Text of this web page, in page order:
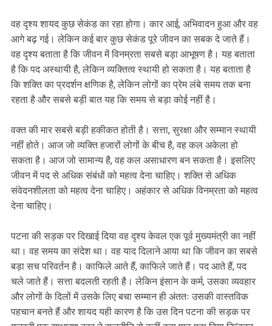
वह दृश्य शायद कुछ सेकंड का रहा होगा। कार आई, अभिवादन हुआ और वह
आगे बढ़ गई। लेकिन कई बार कुछ सेकंड पूरे जीवन का सबक दे जाते हैं।
वह दृश्य बताता है कि जीवन में विनम्रता सबसे बड़ा आभूषण है। यह बताता
है कि पद अस्थायी है, लेकिन व्यक्तित्व स्थायी हो सकता है। यह बताता है
कि शक्ति का प्रदर्शन क्षणिक है, लेकिन लोगों का प्रेम लंबे समय तक बना
रहता है और सबसे बड़ी बात यह कि समय से बड़ा कोई नहीं है।
वक्त की मार सबसे बड़ी हकीकत होती है। सत्ता, सुरक्षा और सम्मान स्थायी
नहीं होते। आज जो व्यक्ति हजारों लोगों के बीच है, वह कल अकेला हो
सकता है। आज जो सामान्य है, वह कल असाधारण बन सकता है। इसलिए
जीवन में पद से अधिक संबंधों को महत्व देना चाहिए। शक्ति से अधिक
संवेदनशीलता को महत्व देना चाहिए। अहंकार से अधिक विनम्रता को महत्व
देना चाहिए।
पटना की सड़क पर दिखाई दिया वह दृश्य केवल एक पूर्व मुख्यमंत्री का नहीं
था। वह समय का संदेश था। वह याद दिलाने आया था कि जीवन का सबसे
बड़ा सच परिवर्तन है। काफिले आते हैं, काफिले जाते हैं। पद आते हैं, पद
चले जाते हैं। सत्ता बदलती रहती है। लेकिन इंसान के कर्म, उसका व्यवहार
और लोगों के दिलों में उसके लिए बचा सम्मान ही अंततः उसकी वास्तविक
पहचान बनते हैं और शायद यही कारण है कि उस दिन पटना की सड़क पर